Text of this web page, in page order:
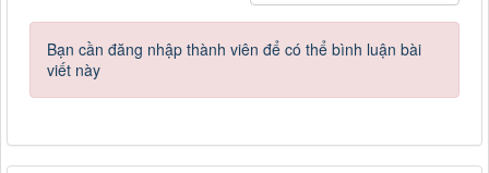
Bạn cần đăng nhập thành viên để có thể bình luận bài
viết này